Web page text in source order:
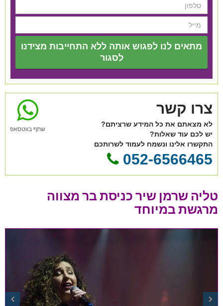
מתאים לנו לפגוש אותה ללא התחייבות מצידנו
לסגור
שתף בווטסאפ
צרו קשר
לא מצאתם את כל המידע שרציתם?
יש לכם עוד שאלות?
התקשרו אלינו ונשמח לעמוד לשרותכם
052-6566465
טליה שרמן שיר כניסת בר מצווה
מרגשת במיוחד